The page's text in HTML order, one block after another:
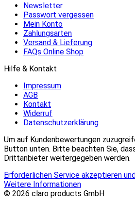
Newsletter
Passwort vergessen
Mein Konto
Zahlungsarten
Versand & Lieferung
FAQs Online Shop
Hilfe & Kontakt
Impressum
AGB
Kontakt
Widerruf
Datenschutzerklärung
Um auf Kundenbewertungen
Button unten. Bitte beachten Sie,
Drittanbieter weitergegeben werden.
Erforderlichen Service akzeptieren
Weitere Informationen
© 2026 claro products GmbH